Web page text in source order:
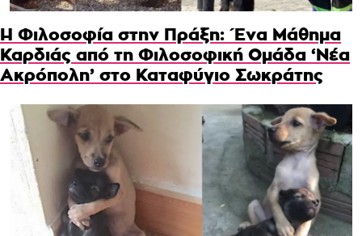
Η Φιλοσοφία στην Πράξη: Ένα Μάθημα
Καρδιάς από τη Φιλοσοφική Ομάδα ‘Νέα
Ακρόπολη’ στο Καταφύγιο Σωκράτης